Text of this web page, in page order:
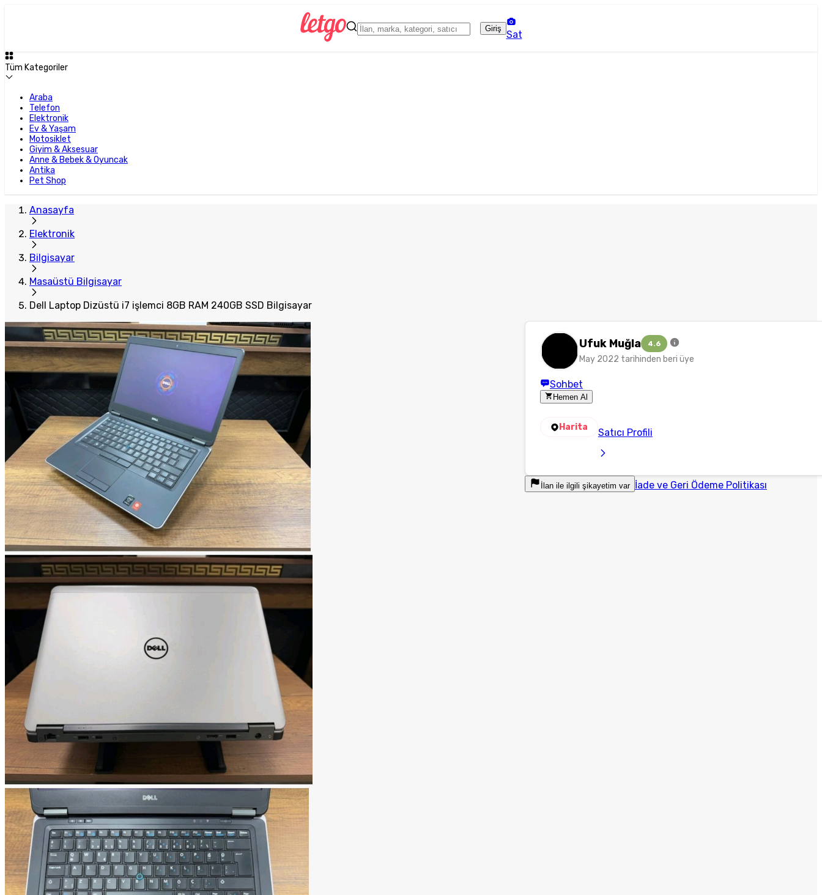
Giriş
Sat
Tüm Kategoriler
Araba
Telefon
Elektronik
Ev & Yaşam
Motosiklet
Giyim & Aksesuar
Anne & Bebek & Oyuncak
Antika
Pet Shop
Anasayfa
Elektronik
Bilgisayar
Masaüstü Bilgisayar
Dell Laptop Dizüstü i7 işlemci 8GB RAM 240GB SSD Bilgisayar
Ufuk Muğla 4.6
May 2022 tarihinden beri üye
Sohbet
Hemen Al
Harita Satıcı Profili
İlan ile ilgili şikayetim var İade ve Geri Ödeme Politikası